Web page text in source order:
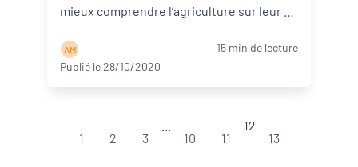
mieux comprendre l’agriculture sur leur t
A M
15 min de lecture
Publié le 28/10/2020
1 2 3
10
11
12
13